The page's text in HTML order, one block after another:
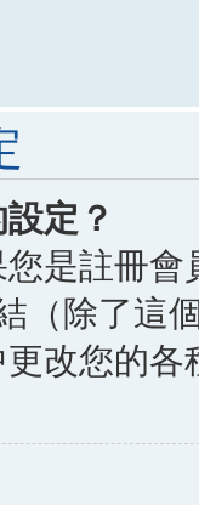
定？
是註冊
（除了這
改您的各